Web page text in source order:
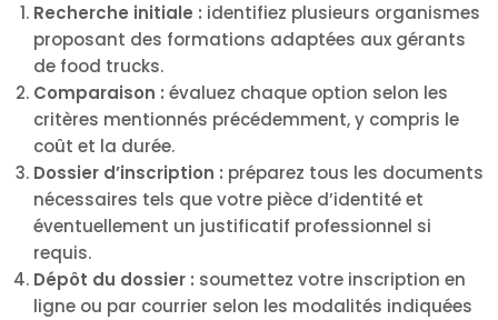
Recherche initiale : identifiez plusieurs organismes
proposant des formations adaptées aux gérants
de food trucks.
Comparaison : évaluez chaque option selon les
critères mentionnés précédemment, y compris le
coût et la durée.
Dossier d’inscription : préparez tous les documents
nécessaires tels que votre pièce d’identité et
éventuellement un justificatif professionnel si
requis.
Dépôt du dossier : soumettez votre inscription en
ligne ou par courrier selon les modalités indiquées